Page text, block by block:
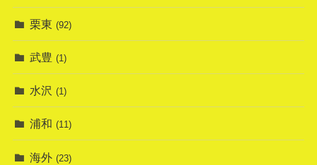
栗東 (92)
武豊 (1)
水沢 (1)
浦和 (11)
海外 (23)